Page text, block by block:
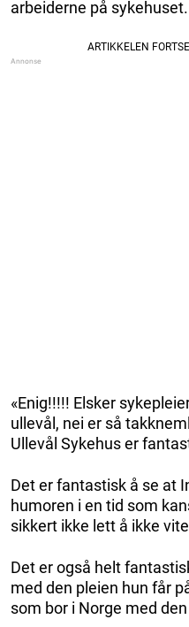
arbeiderne på sykehuset.
«Enig!!!!! Elsker
ullevål, nei er så
Ullevål Sykehus er
Det er fantastisk å se at
humoren i en tid som
sikkert ikke lett å ikke
Det er også helt
med den pleien hun får
som bor i Norge med